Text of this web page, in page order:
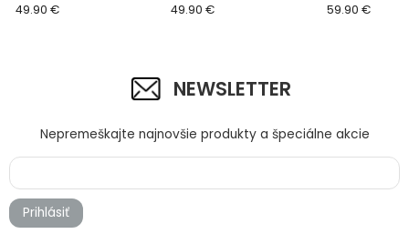
zelená
49.90 €
oranžová
49.90 €
čierna
59.90 €
NEWSLETTER
Nepremeškajte najnovšie produkty a špeciálne akcie
Prihlásiť